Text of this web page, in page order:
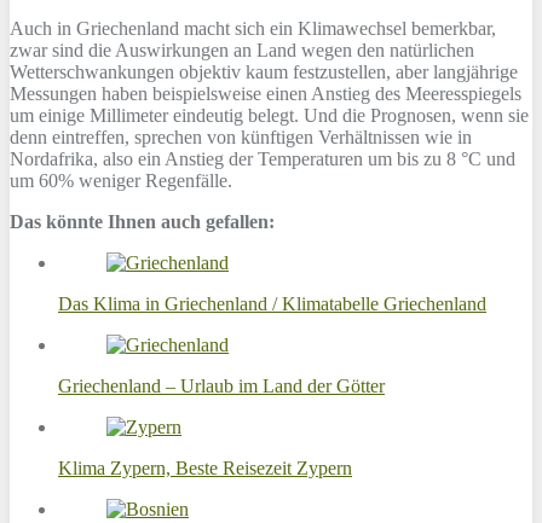
Auch in Griechenland macht sich ein Klimawechsel bemerkbar,
zwar sind die Auswirkungen an Land wegen den natürlichen
Wetterschwankungen objektiv kaum festzustellen, aber langjährige
Messungen haben beispielsweise einen Anstieg des Meeresspiegels
um einige Millimeter eindeutig belegt. Und die Prognosen, wenn sie
denn eintreffen, sprechen von künftigen Verhältnissen wie in
Nordafrika, also ein Anstieg der Temperaturen um bis zu 8 °C und
um 60% weniger Regenfälle.
Das könnte Ihnen auch gefallen:
Das Klima in Griechenland / Klimatabelle Griechenland
Griechenland – Urlaub im Land der Götter
Klima Zypern, Beste Reisezeit Zypern